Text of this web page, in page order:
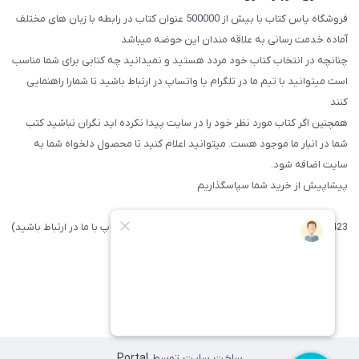
فروشگاه یاس کتاب با بیش از 500000 عنوان کتاب در رابطه با زبان های مختلف
آماده خدمت رسانی به علاقه مندان این حوضه میباشد
چنانچه در انتخاب کتاب خود مردد هستید و نمیدانید چه کتابی برای شما مناسب
است میتوانید با تیم ما در تلگرام یا واتساپ در ارتباط باشید تا شما‌را راهنمایی
کنند
همچنین اگر کتاب مورد نظر خود را در سایت پیدا نکرده اید نگران نباشید کتب
شما در انبار ما موجود هست. میتوانید اعلام کنید تا محصول دلخواه شما به
سایت اضافه شود.
پیشاپیش از خرید شما سپاسگذاریم
09371742423 (لطفا فقط پیامک داده و یا از طریق واتساپ با ما در ارتباط باشید)